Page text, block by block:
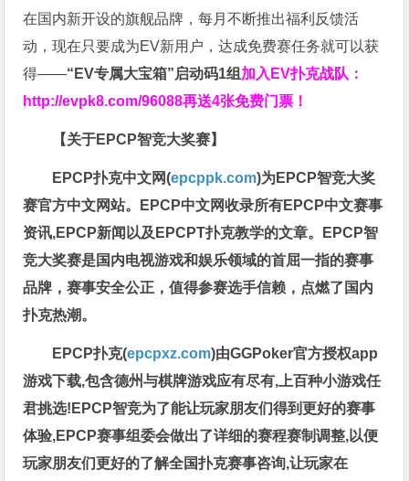
在国内新开设的旗舰品牌，每月不断推出福利反馈活
动，现在只要成为EV新用户，达成免费赛任务就可以获
得——“EV专属大宝箱”启动码1组 加入EV扑克战队：
http://evpk8.com/96088再送4张免费门票！
【关于EPCP智竞大奖赛】
EPCP扑克中文网(epcppk.com)为EPCP智竞大奖
赛官方中文网站。EPCP中文网收录所有EPCP中文赛事
资讯,EPCP新闻以及EPCPT扑克教学的文章。EPCP智
竞大奖赛是国内电视游戏和娱乐领域的首屈一指的赛事
品牌，赛事安全公正，值得参赛选手信赖，点燃了国内
扑克热潮。
EPCP扑克(epcpxz.com)由GGPoker官方授权app
游戏下载,包含德州与棋牌游戏应有尽有,上百种小游戏任
君挑选!EPCP智竞为了能让玩家朋友们得到更好的赛事
体验,EPCP赛事组委会做出了详细的赛程赛制调整,以便
玩家朋友们更好的了解全国扑克赛事咨询,让玩家在